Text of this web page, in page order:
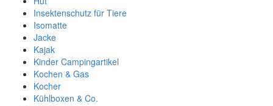
Insektenschutz für Tiere
Isomatte
Jacke
Kajak
Kinder Campingartikel
Kochen & Gas
Kocher
Kühlboxen & Co.